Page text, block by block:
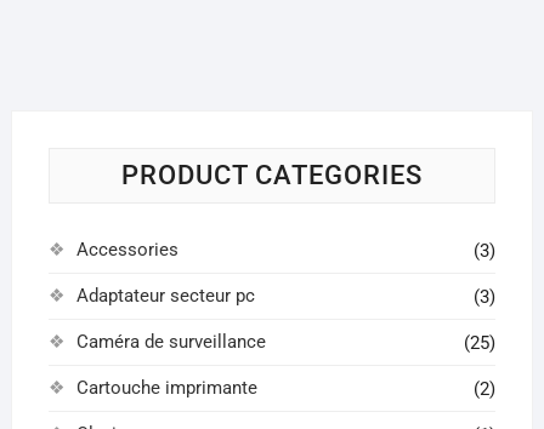
PRODUCT CATEGORIES
Accessories (3)
Adaptateur secteur pc (3)
Caméra de surveillance (25)
Cartouche imprimante (2)